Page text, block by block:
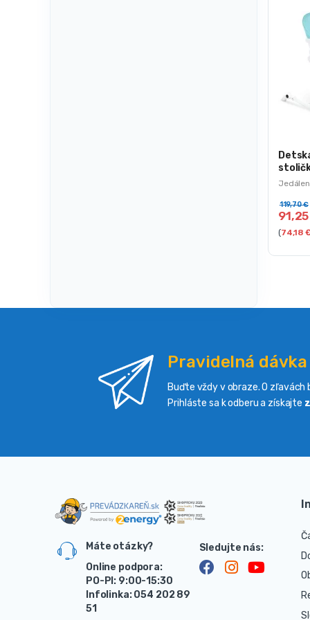
119,70€
(74,18
Pravidelná
Buďte vždy v obraze. O zľavách
Prihláste sa k odberu a získajte
Máte otázky?
Online podpora:
PO-PI: 9:00-15:30
Infolinka: 054 202 89
51